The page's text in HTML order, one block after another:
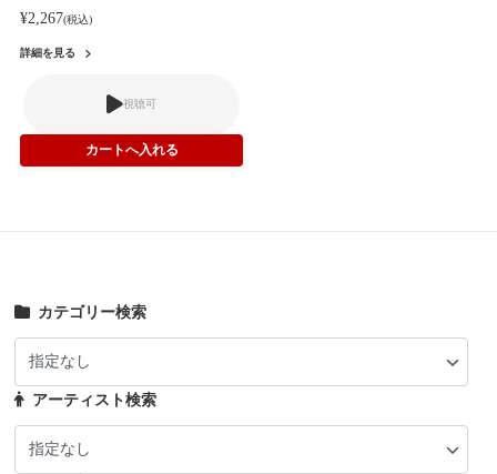
¥2,267(税込)
詳細を見る
視聴可
カテゴリー検索
アーティスト検索